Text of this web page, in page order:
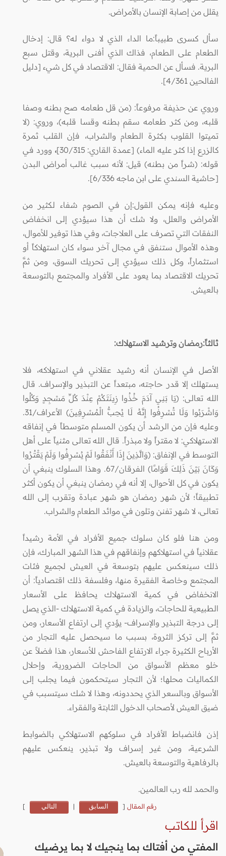
يقلل من إصابة الإنسان بالأمراض.
سأل كسرى طبيباً:ما الداء الذي لا دواء له؟ قال: إدخال
الطعام على الطعام، فذاك الذي أفنى البرية، وقتل سبع
البرية. فسأل عن الحمية فقال: الاقتصاد في كل شيء [دليل
الفالحين 4/361].
وروي عن حذيفة مرفوعاً: (من قل طعامه صح بطنه وصفا
قلبه، ومن كثر طعامه سقم بطنه وقسا قلبه)، وروي: (لا
تميتوا القلوب بكثرة الطعام والشراب، فإن القلب ثمرة
كالزرع إذا كثر عليه الماء) [عمدة القاري: 30/315]
، وورد في
قوله: (شراً من بطنه) قيل: لأنه سبب غالب أمراض البدن
[حاشية السندي على ابن ماجه 6/336].
وعليه فإنه يمكن القول:إن في الصوم شفاء لكثير من
الأمراض والعلل، ولا شك أن هذا سيؤدي إلى انخفاض
النفقات التي تصرف على العلاجات، وفي هذا توفير للأموال،
وهذه الأموال ستنفق في مجال آخر سواء كان استهلاكاً أو
استثماراً، وكل ذلك سيؤدي إلى تحريك السوق، ومن ثمَّ
تحريك الاقتصاد بما يعود على الأفراد والمجتمع بالتوسعة
بالعيش.
ثالثاً:رمضان وترشيد الاستهلاك:
الأصل في الإنسان أنه رشيد عقلاني في استهلاكه، فلا
يستهلك إلا قدر حاجته، مبتعداً عن التبذير والإسراف. قال
الله تعالى: (يَا بَنِي آدَمَ خُذُوا زِينَتَكُمْ عِنْدَ كُلِّ مَسْجِدٍ وَكُلُوا
وَاشْرَبُوا وَلَا تُسْرِفُوا إِنَّهُ لَا يُحِبُّ الْمُسْرِفِينَ) الأعراف/31.
وعليه فإن من الرشد أن يكون المسلم متوسطاً في إنفاقه
الاستهلاكي: لا مقتراً ولا مبذراً. قال الله تعالى مثنياً على أهل
التوسط في الإنفاق: (وَالَّذِينَ إِذَا أَنْفَقُوا لَمْ يُسْرِفُوا وَلَمْ يَقْتُرُوا
وَكَانَ بَيْنَ ذَلِكَ قَوَامًا) الفرقان/67. وهذا السلوك ينبغي أن
يكون في كل الأحوال، إلا أنه في رمضان ينبغي أن يكون أكثر
تطبيقاً؛ لأن شهر رمضان هو شهر عبادة وتقرب إلى الله
تعالى، لا شهر تفنن وتلون في موائد الطعام والشراب.
ومن هنا فلو كان سلوك جميع الأفراد في الأمة رشيداً
عقلانياً في استهلاكهم وإنفاقهم في هذا الشهر المبارك، فإن
ذلك سينعكس عليهم بتوسعة في العيش لجميع فئات
المجتمع وخاصة الفقيرة منها، وفلسفة ذلك اقتصادياً: أن
الانخفاض في كمية الاستهلاك يحافظ على الأسعار
الطبيعية للحاجات، والزيادة في كمية الاستهلاك -الذي يصل
إلى درجة التبذير والإسراف- يؤدي إلى ارتفاع الأسعار، ومن
ثمَّ إلى تركز الثروة، بسبب ما سيحصل عليه التجار من
الأرباح الكثيرة جراء الارتفاع الفاحش للأسعار، هذا فضلاً عن
خلو معظم الأسواق من الحاجات الضرورية، وإحلال
الكماليات محلها؛ لأن التجار سيتحكمون فيما يجلب إلى
الأسواق وبالسعر الذي يحددونه، وهذا لا شك سيتسبب في
ضيق العيش لأصحاب الدخول الثابتة والفقراء.
إذن فانضباط الأفراد في سلوكهم الاستهلاكي بالضوابط
الشرعية، ومن غير إسراف ولا تبذير، ينعكس عليهم
بالرفاهية والتوسعة بالعيش.
والحمد لله رب العالمين.
رقم المقال [ السابق | التالي ]
اقرأ للكاتب
المفتي من أفتاك بما ينجيك لا بما يرضيك